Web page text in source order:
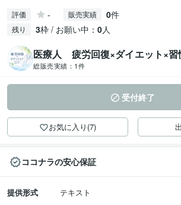
評価 - 販売実績 0件
残り 3枠 / お願い中： 0人
医療人 疲労回復×ダイエット×習
総販売実績： 1件
受付終了
お気に入り(7)
ココナラの安心保証
提供形式
テキスト